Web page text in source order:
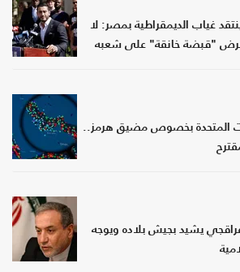
غياب الديمقراطية بمصر: لا
يفرض "قبضة خانقة" على شعبه
المتحدة بخصوص مضيق هرمز..
يشيد بجيش بلاده ويوجه